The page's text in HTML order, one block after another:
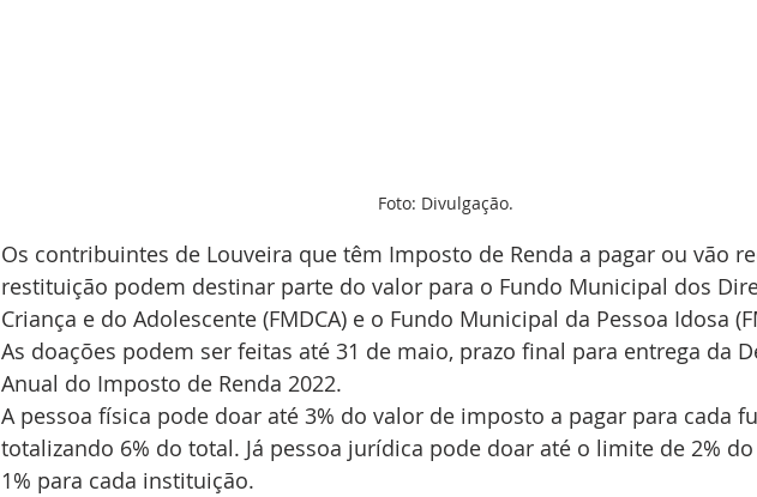
Foto: Divulgação.
Os contribuintes de Louveira que têm Imposto de Renda a pagar ou vão
restituição podem destinar parte do valor para o Fundo Municipal dos
Criança e do Adolescente (FMDCA) e o Fundo Municipal da Pessoa Idosa
As doações podem ser feitas até 31 de maio, prazo final para entrega da
Anual do Imposto de Renda 2022.
A pessoa física pode doar até 3% do valor de imposto a pagar para cada
totalizando 6% do total. Já pessoa jurídica pode doar até o limite de 2%
1% para cada instituição.